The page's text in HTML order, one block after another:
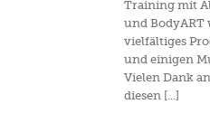
Training mit
und BodyART
vielfältiges
und einigen
Vielen Dank
diesen [...]